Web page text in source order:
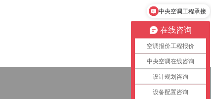
在线咨询
空调报价工程报价
中央空调在线咨询
设计规划咨询
设备配置咨询
中央空调工程承接